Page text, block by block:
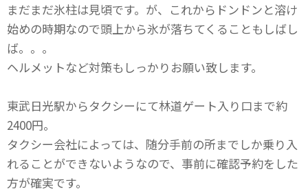
まだまだ氷柱は見頃です。が、これからドンドンと溶け
始めの時期なので頭上から氷が落ちてくることもしばし
ば。。。
ヘルメットなど対策もしっかりお願い致します。
東武日光駅からタクシーにて林道ゲート入り口まで約
2400円。
タクシー会社によっては、随分手前の所までしか乗り入
れることができないようなので、事前に確認予約をした
方が確実です。